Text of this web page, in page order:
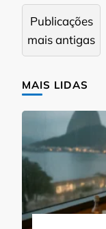
Navegação
por
posts
Publicações
mais antigas
MAIS LIDAS